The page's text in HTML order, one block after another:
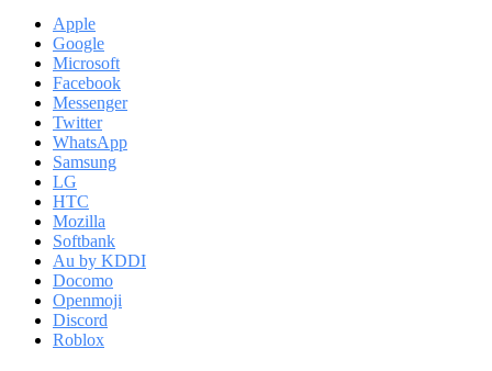
Apple
Google
Microsoft
Facebook
Messenger
Twitter
WhatsApp
Samsung
LG
HTC
Mozilla
Softbank
Au by KDDI
Docomo
Openmoji
Discord
Roblox